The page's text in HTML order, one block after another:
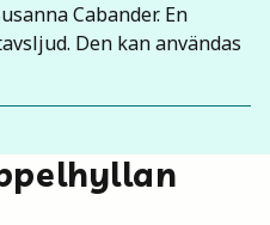
Cabander. En
Den kan användas